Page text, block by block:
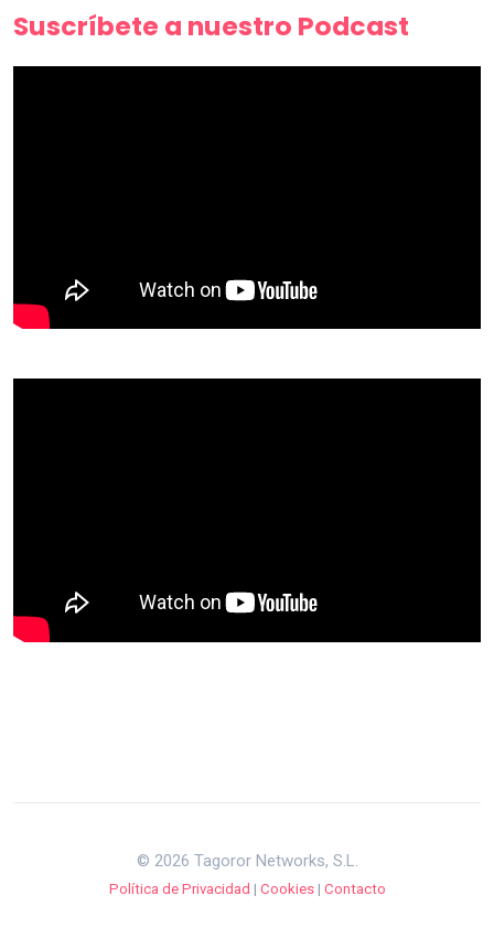
Suscríbete a nuestro Podcast
© 2026 Tagoror Networks, S.L.
Política de Privacidad | Cookies| Contacto